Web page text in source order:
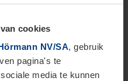
cookies
NV/SA, gebruik
pagina's te
media te kunnen